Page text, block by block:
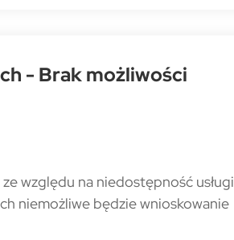
- Brak możliwości
względu na niedostępność usługi
niemożliwe będzie wnioskowanie